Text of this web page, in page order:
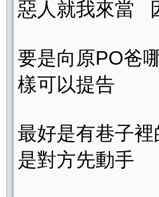
惡人就我來當
要是向原PO爸
樣可以提告
最好是有巷子
是對方先動手